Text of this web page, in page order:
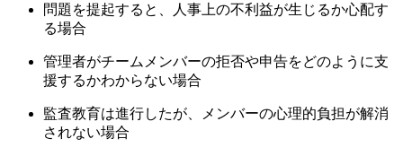
問題を提起すると、人事上の不利益が生じるか心配す
る場合
管理者がチームメンバーの拒否や申告をどのように支
援するかわからない場合
監査教育は進行したが、メンバーの心理的負担が解消
されない場合